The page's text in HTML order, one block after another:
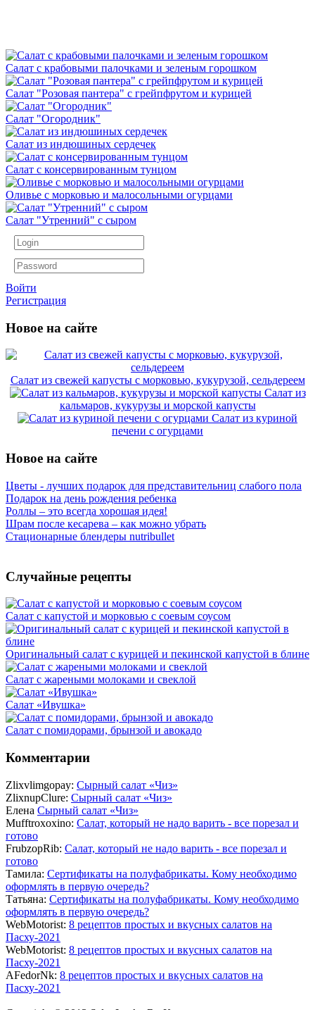
Салат с крабовыми палочками и зеленым горошком
Салат "Розовая пантера" с грейпфрутом и курицей
Салат "Огородник"
Салат из индюшиных сердечек
Салат с консервированным тунцом
Оливье с морковью и малосольными огурцами
Салат "Утренний" с сыром
Войти
Регистрация
Новое на сайте
Салат из свежей капусты с морковью, кукурузой, сельдереем
Салат из
кальмаров, кукурузы и морской капусты
Салат из куриной
печени с огурцами
Новое на сайте
Цветы - лучших подарок для представительниц слабого пола
Подарок на день рождения ребенка
Роллы – это всегда хорошая идея!
Шрам после кесарева – как можно убрать
Стационарные блендеры nutribullet
Случайные рецепты
Салат с капустой и морковью с соевым соусом
Оригинальный салат с курицей и пекинской капустой в блине
Салат с жареными молоками и свеклой
Салат «Ивушка»
Салат с помидорами, брынзой и авокадо
Комментарии
Zlixvlimgopay: Сырный салат «Чиз»
ZlixnupClure: Сырный салат «Чиз»
Елена Сырный салат «Чиз»
Mufftroxoxino: Салат, который не надо варить - все порезал и
готово
FrubzopRib: Салат, который не надо варить - все порезал и
готово
Тамила: Сертификаты на полуфабрикаты. Кому необходимо
оформлять в первую очередь?
Татьяна: Сертификаты на полуфабрикаты. Кому необходимо
оформлять в первую очередь?
WebMotorist: 8 рецептов простых и вкусных салатов на
Пасху-2021
WebMotorist: 8 рецептов простых и вкусных салатов на
Пасху-2021
AFedorNk: 8 рецептов простых и вкусных салатов на
Пасху-2021